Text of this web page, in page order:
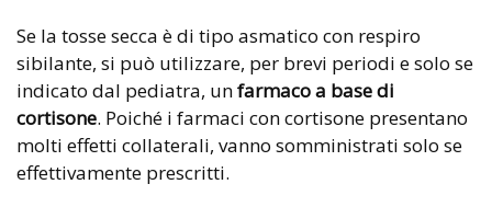
Se la tosse secca è di tipo asmatico con respiro
sibilante, si può utilizzare, per brevi periodi e solo se
indicato dal pediatra, unfarmaco a base di
cortisone. Poiché i farmaci con cortisone presentano
molti effetti collaterali, vanno somministrati solo se
effettivamente prescritti.